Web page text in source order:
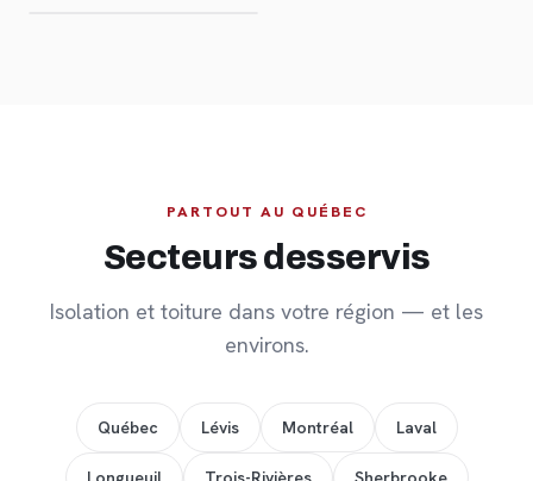
PARTOUT AU QUÉBEC
Secteurs desservis
Isolation et toiture dans votre région — et les
environs.
Québec Lévis Montréal Laval